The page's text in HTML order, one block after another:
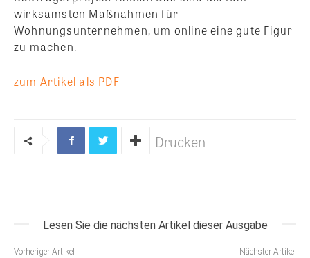
wirksamsten Maßnahmen für
Wohnungsunternehmen, um online eine gute Figur
zu machen.
zum Artikel als PDF
Drucken
Lesen Sie die nächsten Artikel dieser Ausgabe
Vorheriger Artikel Nächster Artikel